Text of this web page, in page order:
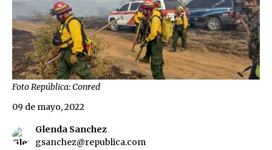
Foto República: Conred
Glenda Sanchez
gsanchez@republica.com
09 de mayo, 2022